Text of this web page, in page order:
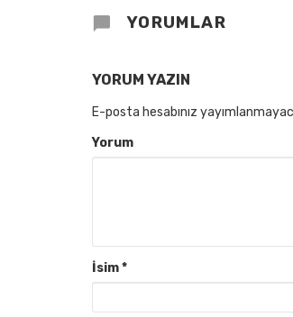
YORUMLAR
YORUM YAZIN
E-posta hesabınız
Yorum
İsim*